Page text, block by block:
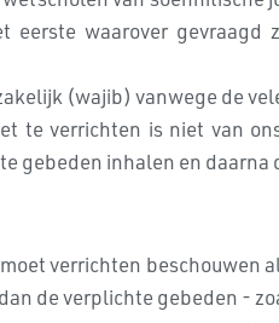
eerste waarover
(wajib) vanwege de
te verrichten is niet van
gebeden inhalen en
verrichten beschouwen
de verplichte gebeden -